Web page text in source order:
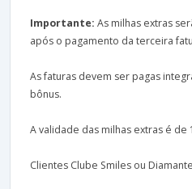
Importante: As milhas extras
após o pagamento da terceira
As faturas devem ser pagas
bônus.
A validade das milhas extras é de
Clientes Clube Smiles ou